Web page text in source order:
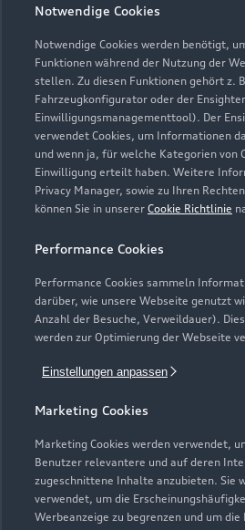
Notwendige Cookies
Notwendige Cookies werden benötigt,
Funktionen während der Nutzung der
stellen. Zu diesen Funktionen gehört z.
Fahrzeugkonfigurator oder der
Einwilligungsmanagementtool). Der
verwendet Cookies, um Informationen
und wenn ja, für welche Kategorien von
Einwilligung erteilt haben. Weitere
Privacy Manager, sowie zu Ihren
können Sie in unserer Cookie Richtlinie
Performance Cookies
Performance Cookies sammeln
darüber, wie unsere Webseite genutzt
Anzahl der Besuche, Verweildauer).
werden zur Optimierung der Webseite
Einstellungen anpassen
Marketing Cookies
Marketing Cookies werden verwendet,
Benutzer relevantere und auf deren
zugeschnittene Inhalte anzubieten. Sie
verwendet, um die
Werbeanzeige zu begrenzen und um
Verkauf
Geschlossen,öffnet am
Modelle
Elektromodelle
Plug-in-Hybride
Neuwagensuche
Gebrauchtwagensuche
Geschäftskunden
Service & Zubehör
Saisonale Angebote
Audi Services
Garantie
Audi digital services
myAudi
Support
Audi Code
Häufige Fragen (FAQ)
Über Audi
Unternehmen
Karriere
Investor Relations